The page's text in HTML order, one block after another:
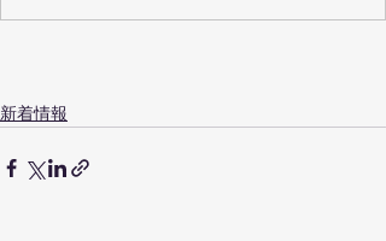
新着情報